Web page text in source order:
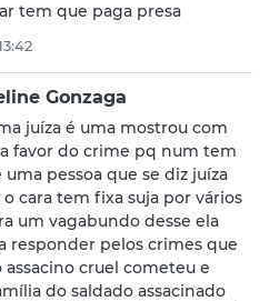
tem que paga presa
Gonzaga
juíza é uma mostrou com
favor do crime pq num tem
pessoa que se diz juíza
cara tem fixa suja por vários
um vagabundo desse ela
responder pelos crimes que
assacino cruel cometeu e
do saldado assacinado